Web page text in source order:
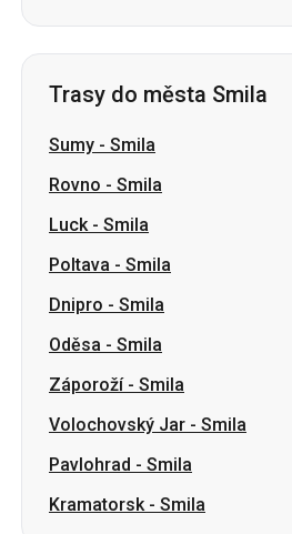
Sumy-Smila
Luck- Smila
Poltava-Smila
Dnipro-Smila
Oděsa-Smila
Záporoží-Smila
Volochovský Jar
Pavlohrad-Smila
Kramatorsk-Smila
Trasy z města Žytomyr